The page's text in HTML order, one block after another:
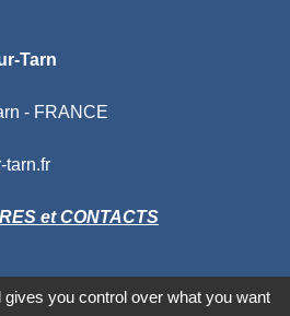
Tarn
- FRANCE
tarn.fr
et CONTACTS
you control over what you want